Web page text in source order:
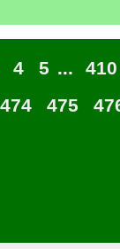
4 5 ...
410
474 475